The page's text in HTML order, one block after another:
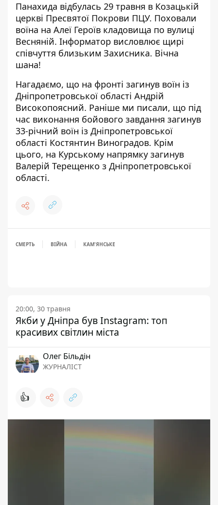
Панахида відбулась 29 травня в Козацькій
церкві Пресвятої Покрови ПЦУ. Поховали
воїна на Алеї Героїв кладовища по вулиці
Весняній. Інформатор висловлює щирі
співчуття близьким Захисника. Вічна
шана!
Нагадаємо, що на фронті загинув воїн із
Дніпропетровської області Андрій
Високопоясний. Раніше ми писали, що під
час виконання бойового завдання загинув
33-річний воїн із Дніпропетровської
області Костянтин Виноградов. Крім
цього, на Курському напрямку загинув
Валерій Терещенко з Дніпропетровської
області.
СМЕРТЬ ВІЙНА КАМ'ЯНСЬКЕ
20:00, 30 травня
Якби у Дніпра був Instagram: топ
красивих світлин міста
Олег Більдін
ЖУРНАЛІСТ
👍